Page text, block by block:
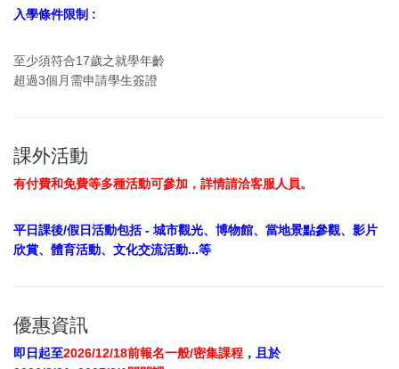
入學條件限制 :
至少須符合17歲之就學年齡
超過3個月需申請學生簽證
課外活動
有付費和免費等多種活動可參加，詳情請洽客服人員。
平日課後/假日活動包括 - 城市觀光、博物館、當地景點參觀、影片
欣賞、體育活動、文化交流活動...等
優惠資訊
即日起至2026/12/18前報名一般/密集課程 ，且於